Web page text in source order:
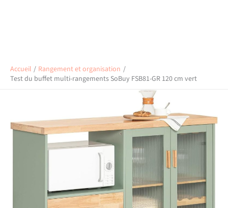
Accueil
Rangement et organisation
Test du buffet multi-rangements SoBuy FSB81-GR 120 cm vert